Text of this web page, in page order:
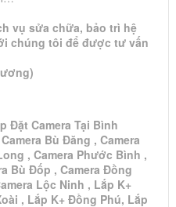
vụ sửa chữa, bảo trì hệ
chúng tôi để được tư vấn
Đặt Camera Tại Bình
Bù Đăng , Camera
, Camera Phước Bình ,
Bù Đốp , Camera Đồng
Lộc Ninh , Lắp K+
, Lắp K+ Đồng Phú, Lắp